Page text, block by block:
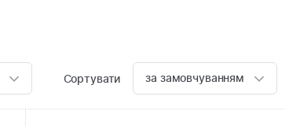
Сортувати за замовчуванням